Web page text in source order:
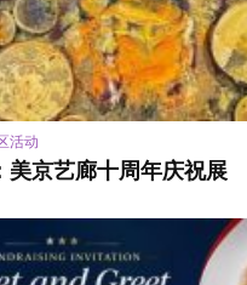
活动
美京艺廊十周年庆祝展